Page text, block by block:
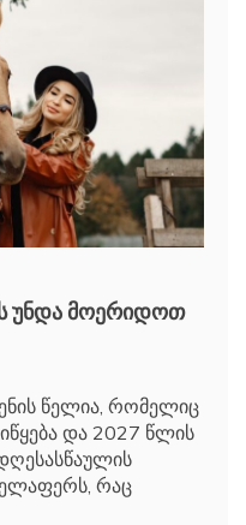
უნდა მოერიდოთ
წელია, რომელიც
და 2027 წლის
რაც